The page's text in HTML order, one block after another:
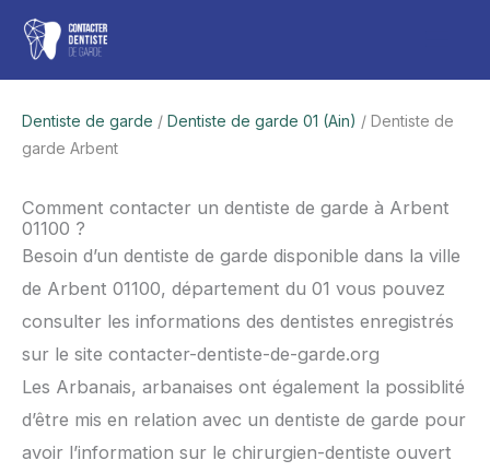
Aller
contenu
Dentiste de garde / Dentiste de garde 01 (Ain) / Dentiste de
garde Arbent
Comment contacter un dentiste de garde à Arbent
01100 ?
Besoin d’un dentiste de garde disponible dans la ville
de Arbent 01100, département du 01 vous pouvez
consulter les informations des dentistes enregistrés
sur le site contacter-dentiste-de-garde.org
Les Arbanais, arbanaises ont également la possiblité
d’être mis en relation avec un dentiste de garde pour
avoir l’information sur le chirurgien-dentiste ouvert